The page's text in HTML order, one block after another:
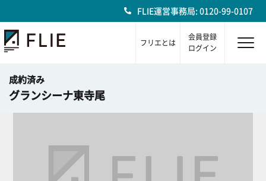
FLIE運営事務局: 0120-99-0107
フリエとは
会員登録
ログイン
成約済み
グランシーナ東寺尾